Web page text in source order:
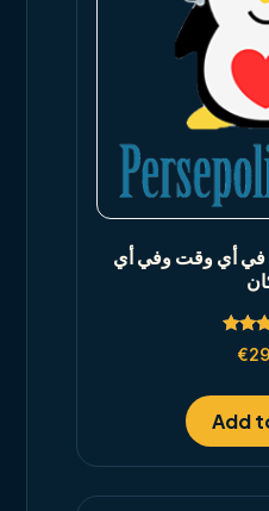
في أي وقت وفي أي
€
Add